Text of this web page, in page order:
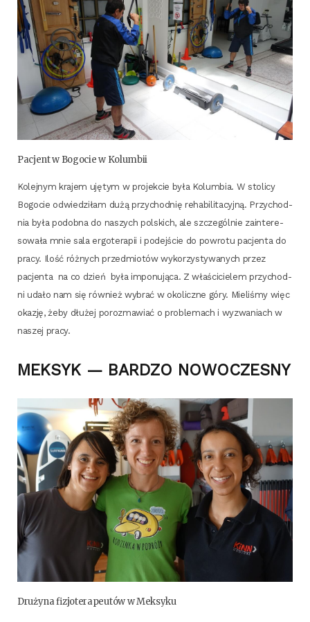
Pacjent w Bogo­cie w Kolumbii
Kolej­nym kra­jem uję­tym w pro­jek­cie była Kolum­bia. W sto­li­cy
Bogo­cie odwie­dzi­łam dużą przy­chod­nię reha­bi­li­ta­cyj­ną. Przy­chod­
nia była podob­na do naszych pol­skich, ale szcze­gól­nie zain­te­re­
so­wa­ła mnie sala ergo­te­ra­pii i podej­ście do powro­tu pacjen­ta do
pra­cy. Ilość róż­nych przed­mio­tów wyko­rzy­sty­wa­nych przez
pacjen­ta na co dzień była impo­nu­ją­ca. Z wła­ści­cie­lem przy­chod­
ni uda­ło nam się rów­nież wybrać w oko­licz­ne góry. Mie­li­śmy więc
oka­zję, żeby dłu­żej poroz­ma­wiać o pro­ble­mach i wyzwa­niach w
naszej pracy.
MEKSYK — BARDZO NOWOCZESNY
Dru­ży­na fizjo­te­ra­peu­tów w Meksyku